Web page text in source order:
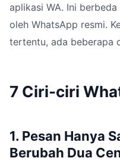
aplikasi WA. Ini
oleh WhatsApp resmi.
tertentu, ada beberapa
7 Ciri-ciri
1. Pesan Hanya
Berubah Dua